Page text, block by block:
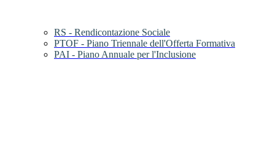
RS - Rendicontazione Sociale
PTOF - Piano Triennale dell'Offerta Formativa
PAI - Piano Annuale per l'Inclusione